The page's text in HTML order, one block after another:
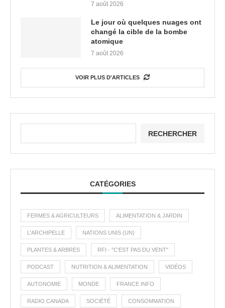
7 août 2026
Le jour où quelques nuages ont
changé la cible de la bombe
atomique
7 août 2026
VOIR PLUS D'ARTICLES
RECHERCHER
CATÉGORIES
FERMES & AGRICULTEURS ALIMENTATION & JARDIN
L'ARCHIPELLE NATIONS UNIS (UN)
PLANTES & ARBRES RFI - "C'EST PAS DU VENT"
PODCAST NUTRITION & ALIMENTATION VIDÉOS
AUTONOMIE MONDE FRANCE INFO
RADIO CANADA SOCIÉTÉ CONSOMMATION